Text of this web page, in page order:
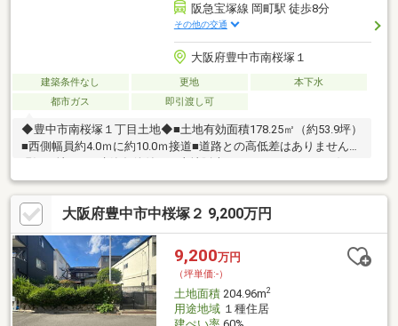
阪急宝塚線 岡町駅 徒歩8分
その他の交通
大阪府豊中市南桜塚１
建築条件なし 更地
本下水
都市ガス
即引渡し可
◆豊中市南桜塚１丁目土地◆■土地有効面積178.25㎡（約53.9坪）
■西側幅員約4.0ｍに約10.0ｍ接道■道路との高低差はありません■
なハウスメーカーや工務店にて建築可能です■収益物件用地とし
てもご検討いただけます■ハウスメーカー等ご紹介も可能です≪
周辺環境≫■豊中市立南桜塚小学校 約426ｍ■豊中市立第三中学
校 約1484ｍ■コープこうべ コープ桜塚 約302ｍ■サンディ豊中
桜塚店 約379ｍ日住サービス千里中央店の阿部までお気軽にお
問い合わせください
大阪府豊中市中桜塚２ 9,200万円
9,200万円
（坪単価:-）
土地面積204.96m2
用途地域１種住居